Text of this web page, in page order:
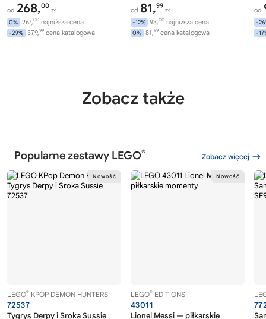
od 268,00
zł
0% 267,00 najniższa cena
-29% 379,99 cena katalogowa
od 81,99
zł
-12% 93,00 najniższa cena
0% 81,99 cena katalogowa
od
-
-
Zobacz także
Popularne zestawy LEGO® Zobacz więcej
LEGO® KPOP DEMON HUNTERS
72537
Tygrys Derpy i Sroka Sussie
LEGO® EDITIONS
43011
Lionel Messi — piłkarskie